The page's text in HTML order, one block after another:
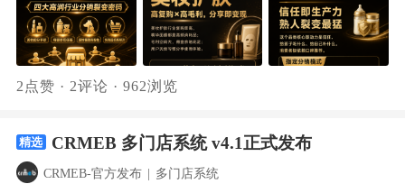
圈4. 助力活动列表不再展示已下架或过期的商品5. 预约
商品到店服务支持按自提点下单6. 店铺二维码使用商家
下单搜索用户支持手机号全量匹配，不受当前店铺限
设置“必填”或“选填”，必填参数商家不可删除模板。10.
商品活动标签增加开始和结束时间 演示站 平台后台：
全系列电商系统深度体验。更有专属惊喜福利等着你，
一起开启数字化增长新篇章！
最后复制扩张。CRMEB Pro的分销体系与等级会员差异
化返积分功能，帮助品牌在扩张前建立可复制的会员运
营模型——高等级用户返更多积分，激励升级，激活复
购与忠诚度。【风向五 · 营销新逻辑｜公域引流，私域
更精准地连接顾客。重要的是把公域流量转化为私域会
员：通过CRMEB Pro的分享有礼、直播分销裂变获客，
外，v4.2还将带来咨询商品功能，满足定制、服务等更
多行业商家的经营需求，并对20项功能进行优化升级，
赋能平台与商户长效经营，打造特色商圈名片。 一、平
台配送 v4.2将新增平台配送功能模块。平台可建立专属
配送支持，更能通过配送服务为平台创造新的营收增长
点。平台统一运力管理：支持平台自定义配置配送运
一、美妆护肤｜高复购×高毛利，分享即变现美妆护肤
复购率高，精华面膜都是高频消耗品；佣金余地充足，
用户天然习惯分享使用体验。满额分销模式特别合适：
消费到指定金额自动解锁分销权限，既筛选真实用户，
养保健与母婴｜信任即生产力，熟人裂变最猛这个品类
核心驱动力是信任。给孩子吃什么、给自己补什么，消
2点赞 · 2评论 · 962浏览
精选 CRMEB 多门店系统 v4.1正式发布
CRMEB-官方发布 | 多门店系统